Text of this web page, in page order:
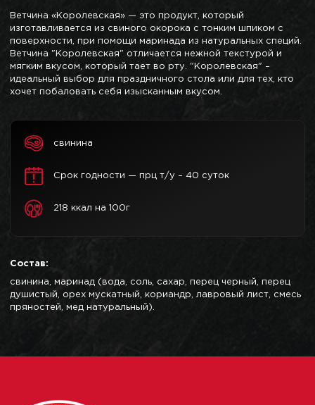
Ветчина «Королевская» — это продукт, который
изготавливается из свиного окорока с тонким шпиком с
поверхности, при помощи маринада из натуральных специй.
Ветчина "Королевская" отличается нежной текстурой и
мягким вкусом, который тает во рту. "Королевская" –
идеальный выбор для праздничного стола или для тех, кто
хочет побаловать себя изысканным вкусом.
свинина
Срок годности — прц т/у – 40 суток
218 ккал на 100г
Состав:
свинина, маринад (вода, соль, сахар, перец черный, перец
душистый, орех мускатный, кориандр, лавровый лист, смесь
пряностей, мед натуральный).